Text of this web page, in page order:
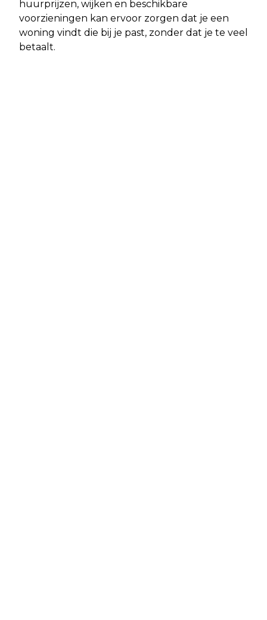
huurprijzen, wijken en beschikbare
voorzieningen kan ervoor zorgen dat je een
woning vindt die bij je past, zonder dat je te veel
betaalt.